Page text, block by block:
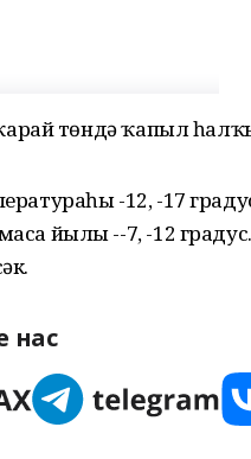
ҡарай төндә ҡапыл
-12, -17
йылы --7, -12
нас